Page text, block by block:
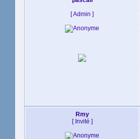
[ Admin ]
Rmy
[ Invité ]